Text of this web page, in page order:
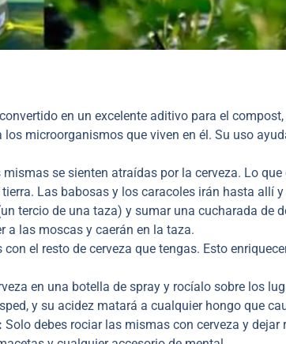
en un excelente aditivo para el
microorganismos que viven en él. Su uso
mismas se sienten atraídas por la cerveza. Lo
Las babosas y los caracoles irán hasta allí
tercio de una taza) y sumar una cucharada de
a las moscas y caerán en la taza.
el resto de cerveza que tengas. Esto
en una botella de spray y rocíalo sobre los
y su acidez matará a cualquier hongo que
Solo debes rociar las mismas con cerveza y dejar